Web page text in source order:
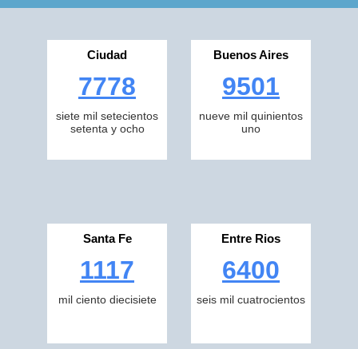
Ciudad
7778
siete mil setecientos
setenta y ocho
Buenos Aires
9501
nueve mil quinientos
uno
Santa Fe
1117
mil ciento diecisiete
Entre Rios
6400
seis mil cuatrocientos